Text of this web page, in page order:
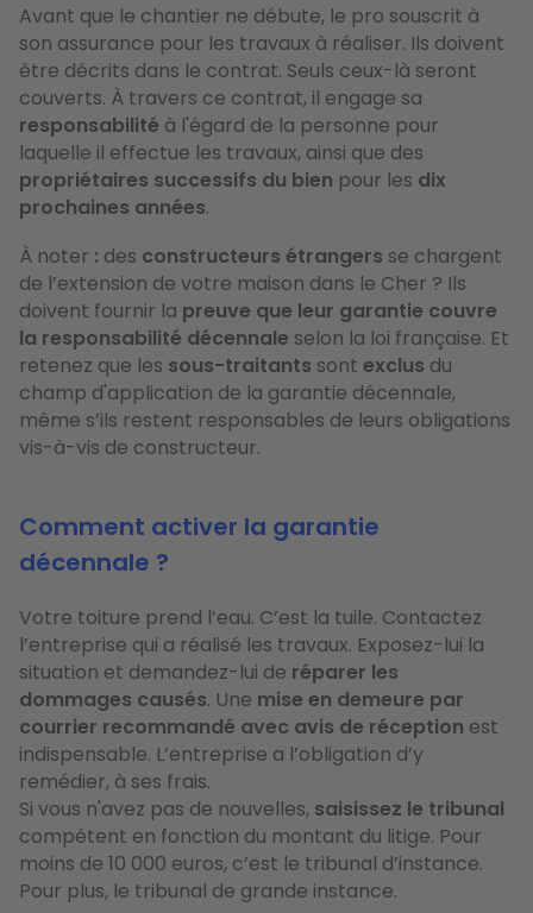
Avant que le chantier ne débute, le pro souscrit à
son assurance pour les travaux à réaliser. Ils doivent
être décrits dans le contrat. Seuls ceux-là seront
couverts. À travers ce contrat, il engage sa
responsabilité à l'égard de la personne pour
laquelle il effectue les travaux, ainsi que des
propriétaires successifs du bien pour les dix
prochaines années.
À noter : des constructeurs étrangers se chargent
de l’extension de votre maison dans le Cher ? Ils
doivent fournir la preuve que leur garantie couvre
la responsabilité décennale selon la loi française. Et
retenez que les sous-traitants sont exclus du
champ d'application de la garantie décennale,
même s’ils restent responsables de leurs obligations
vis-à-vis de constructeur.
Comment activer la garantie
décennale ?
Votre toiture prend l’eau. C’est la tuile. Contactez
l’entreprise qui a réalisé les travaux. Exposez-lui la
situation et demandez-lui de réparer les
dommages causés. Une mise en demeure par
courrier recommandé avec avis de réception est
indispensable. L’entreprise a l’obligation d’y
remédier, à ses frais.
Si vous n'avez pas de nouvelles, saisissez le tribunal
compétent en fonction du montant du litige. Pour
moins de 10 000 euros, c’est le tribunal d’instance.
Pour plus, le tribunal de grande instance.